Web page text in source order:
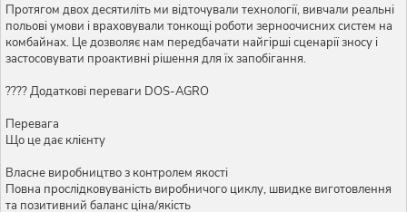
Протягом двох десятиліть ми відточували технології, вивчали реальні
польові умови і враховували тонкощі роботи зерноочисних систем на
комбайнах. Це дозволяє нам передбачати найгірші сценарії зносу і
застосовувати проактивні рішення для їх запобігання.
???? Додаткові переваги DOS-AGRO
Перевага
Що це дає клієнту
Власне виробництво з контролем якості
Повна прослідковуваність виробничого циклу, швидке виготовлення
та позитивний баланс ціна/якість